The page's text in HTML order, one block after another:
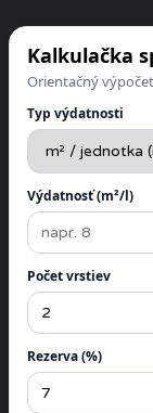
Kalkulačka
Orientačný
Typ výdatnosti
Výdatnosť (m²/l)
Počet vrstiev
Rezerva (%)